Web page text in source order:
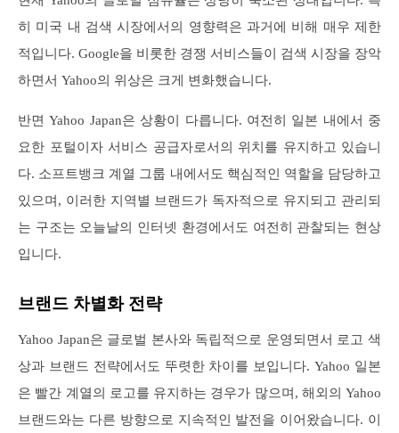
히 미국 내 검색 시장에서의 영향력은 과거에 비해 매우 제한
적입니다. Google을 비롯한 경쟁 서비스들이 검색 시장을 장악
하면서 Yahoo의 위상은 크게 변화했습니다.
반면 Yahoo Japan은 상황이 다릅니다. 여전히 일본 내에서 중
요한 포털이자 서비스 공급자로서의 위치를 유지하고 있습니
다. 소프트뱅크 계열 그룹 내에서도 핵심적인 역할을 담당하고
있으며, 이러한 지역별 브랜드가 독자적으로 유지되고 관리되
는 구조는 오늘날의 인터넷 환경에서도 여전히 관찰되는 현상
입니다.
브랜드 차별화 전략
Yahoo Japan은 글로벌 본사와 독립적으로 운영되면서 로고 색
상과 브랜드 전략에서도 뚜렷한 차이를 보입니다. Yahoo 일본
은 빨간 계열의 로고를 유지하는 경우가 많으며, 해외의 Yahoo
브랜드와는 다른 방향으로 지속적인 발전을 이어왔습니다. 이